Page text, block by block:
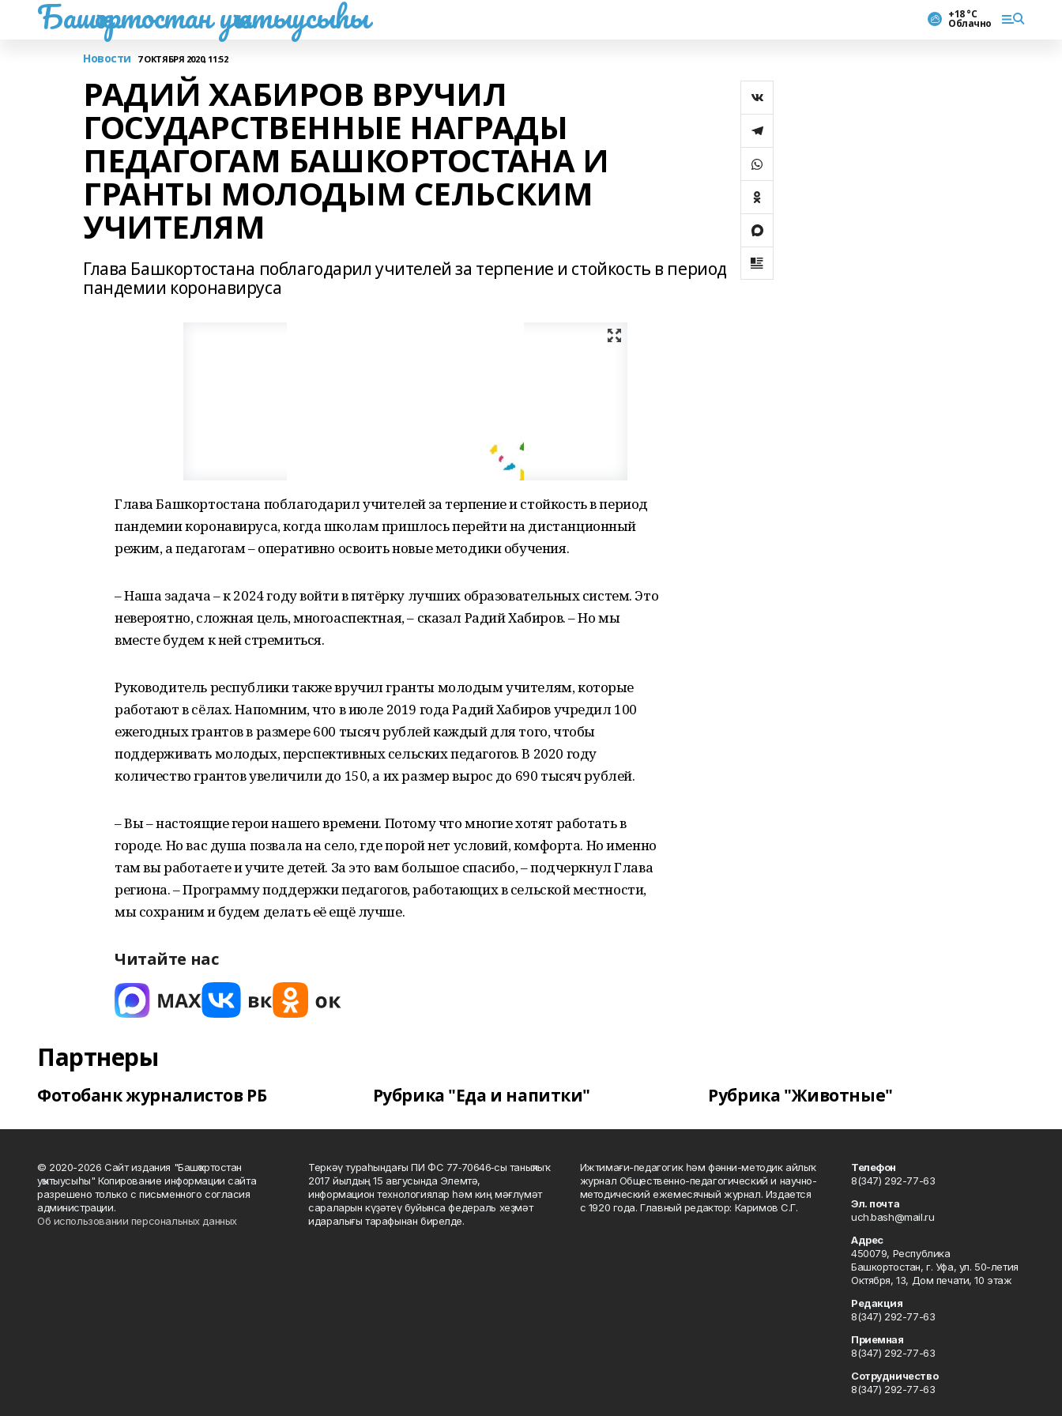
Башҡортостан уҡытыусыһы +18 °С
Облачно
Новости 7 ОКТЯБРЯ 2020, 11:52
РАДИЙ ХАБИРОВ ВРУЧИЛ
ГОСУДАРСТВЕННЫЕ НАГРАДЫ
ПЕДАГОГАМ БАШКОРТОСТАНА И
ГРАНТЫ МОЛОДЫМ СЕЛЬСКИМ
УЧИТЕЛЯМ
Глава Башкортостана поблагодарил учителей за терпение и стойкость в период
пандемии коронавируса
Глава Башкортостана поблагодарил учителей за терпение и стойкость в период
пандемии коронавируса, когда школам пришлось перейти на дистанционный
режим, а педагогам – оперативно освоить новые методики обучения.
– Наша задача – к 2024 году войти в пятёрку лучших образовательных систем. Это
невероятно, сложная цель, многоаспектная, – сказал Радий Хабиров. – Но мы
вместе будем к ней стремиться.
Руководитель республики также вручил гранты молодым учителям, которые
работают в сёлах. Напомним, что в июле 2019 года Радий Хабиров учредил 100
ежегодных грантов в размере 600 тысяч рублей каждый для того, чтобы
поддерживать молодых, перспективных сельских педагогов. В 2020 году
количество грантов увеличили до 150, а их размер вырос до 690 тысяч рублей.
– Вы – настоящие герои нашего времени. Потому что многие хотят работать в
городе. Но вас душа позвала на село, где порой нет условий, комфорта. Но именно
там вы работаете и учите детей. За это вам большое спасибо, – подчеркнул Глава
региона. – Программу поддержки педагогов, работающих в сельской местности,
мы сохраним и будем делать её ещё лучше.
Читайте нас
Партнеры
Фотобанк журналистов РБ Рубрика "Еда и напитки" Рубрика "Животные"
© 2020-2026 Сайт издания "Башҡортостан
уҡытыусыһы" Копирование информации сайта
разрешено только с письменного согласия
администрации.
Об использовании персональных данных
Теркәү тураһындағы ПИ ФС 77‑70646‑сы таныҡлыҡ
2017 йылдың 15 авгусында Элемтә,
информацион технологиялар һәм киң мәғлүмәт
сараларын күҙәтеү буйынса федераль хеҙмәт
идаралығы тарафынан бирелде.
Ижтимағи-педагогик һәм фәнни-методик айлыҡ
журнал Общественно-педагогический и научно-
методический ежемесячный журнал. Издается
с 1920 года. Главный редактор: Каримов С.Г.
Телефон
8(347) 292-77-63
Эл. почта
uch.bash@mail.ru
Адрес
450079, Республика
Башкортостан, г. Уфа, ул. 50-летия
Октября, 13, Дом печати, 10 этаж
Редакция
8(347) 292-77-63
Приемная
8(347) 292-77-63
Сотрудничество
8(347) 292-77-63